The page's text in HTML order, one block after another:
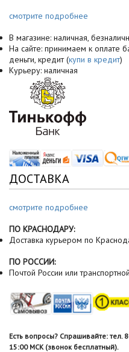
смотрите подробнее
В магазине: наличная,
На сайте: принимаем к оплате
деньги, кредит (купи в кредит)
Курьеру: наличная
ДОСТАВКА
смотрите подробнее
ПО КРАСНОДАРУ:
Доставка курьером по
ПО РОССИИ:
Почтой России или
Есть вопросы? Спрашивайте:
15:00 МСК (звонок бесплатный).